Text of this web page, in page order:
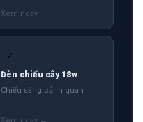
✓
Đèn chiếu cây 18w
Chiếu sáng cảnh quan